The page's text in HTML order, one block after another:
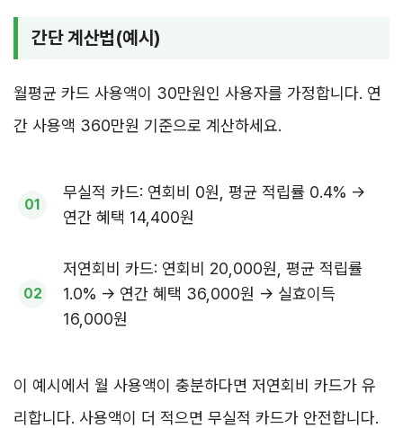
간단 계산법(예시)
월평균 카드 사용액이 30만원인 사용자를 가정합니다. 연
간 사용액 360만원 기준으로 계산하세요.
무실적 카드: 연회비 0원, 평균 적립률 0.4% →
연간 혜택 14,400원
저연회비 카드: 연회비 20,000원, 평균 적립률
1.0% → 연간 혜택 36,000원 → 실효이득
16,000원
이 예시에서 월 사용액이 충분하다면 저연회비 카드가 유
리합니다. 사용액이 더 적으면 무실적 카드가 안전합니다.